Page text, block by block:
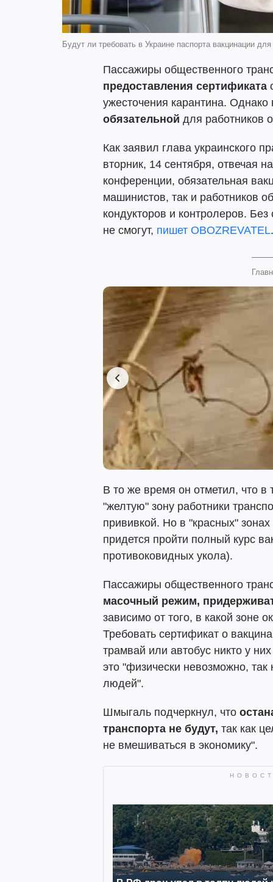
Будут ли требовать в Украине паспорта вакцинации
Пассажиры общественного
предоставления сертификата
ужесточения карантина.
обязательной для работников
Как заявил глава украинского
вторник, 14 сентября, отвечая
конференции, обязательная
машинистов, так и работников
кондукторов и контролеров.
не смогут, пишет OBOZREVATEL.
В то же время он отметил, что в
"желтую" зону работники
прививкой. Но в "красных"
придется пройти полный курс
противоковидных укола).
Пассажиры общественного
масочный режим,
зависимо от того, в какой зоне
Требовать сертификат о
трамвай или автобус никто у
это "физически невозможно, так
людей".
Шмыгаль подчеркнул, что
транспорта не будут, так как
не вмешиваться в экономику".